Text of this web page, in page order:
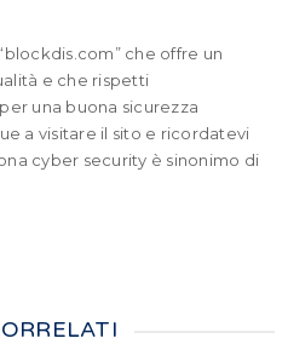
che offre un
e che rispetti
una buona sicurezza
a visitare il sito e ricordatevi
cyber security è sinonimo di